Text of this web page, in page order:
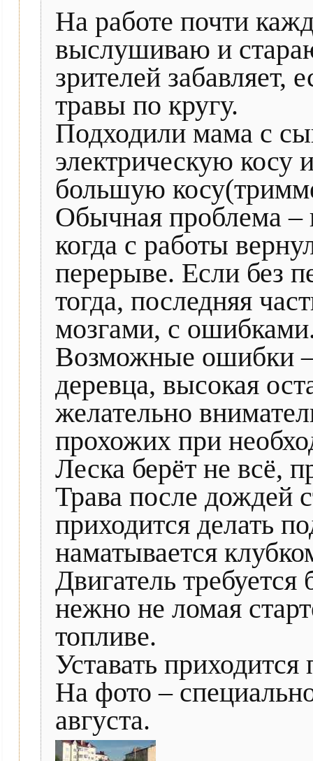
На работе почти
выслушиваю и
зрителей
травы по кругу.
Подходили мама с
электрическую косу
большую
Обычная проблема –
когда с работы
перерыве. Если без
тогда, последняя
мозгами, с
Возможные ошибки –
деревца, высокая
желательно
прохожих при
Леска берёт не всё,
Трава после дождей
приходится делать
наматывается
Двигатель требуется
нежно не ломая
топливе.
Уставать
На фото –
августа.